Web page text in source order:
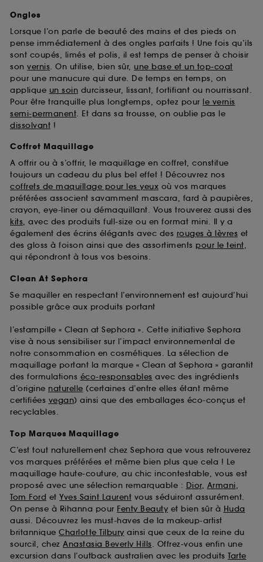
Ongles
Lorsque l’on parle de beauté des mains et des pieds on
pense immédiatement à des ongles parfaits ! Une fois qu’ils
sont coupés, limés et polis, il est temps de penser à choisir
son vernis. On utilise, bien sûr, une base et un top-coat
pour une manucure qui dure. De temps en temps, on
applique un soin durcisseur, lissant, fortifiant ou nourrissant.
Pour être tranquille plus longtemps, optez pour le vernis
semi-permanent. Et dans sa trousse, on oublie pas le
dissolvant !
Coffret Maquillage
A offrir ou à s’offrir, le maquillage en coffret, constitue
toujours un cadeau du plus bel effet ! Découvrez nos
coffrets de maquillage pour les yeux où vos marques
préférées associent savamment mascara, fard à paupières,
crayon, eye-liner ou démaquillant. Vous trouverez aussi des
kits, avec des produits full-size ou en format mini. Il y a
également des écrins élégants avec des rouges à lèvres et
des gloss à foison ainsi que des assortiments pour le teint,
qui répondront à tous vos besoins.
Clean At Sephora
Se maquiller en respectant l’environnement est aujourd’hui
possible grâce aux produits portant
l’estampille « Clean at Sephora ». Cette initiative Sephora
vise à nous sensibiliser sur l’impact environnemental de
notre consommation en cosmétiques. La sélection de
maquillage portant la marque « Clean at Sephora » garantit
des formulations éco-responsables avec des ingrédients
d’origine naturelle (certaines d’entre elles étant même
certifiées vegan) ainsi que des emballages éco-conçus et
recyclables.
Top Marques Maquillage
C’est tout naturellement chez Sephora que vous retrouverez
vos marques préférées et même bien plus que cela ! Le
maquillage haute-couture, au chic incontestable, vous est
proposé avec une sélection remarquable : Dior, Armani,
Tom Ford et Yves Saint Laurent vous séduiront assurément.
On pense à Rihanna pour Fenty Beauty et bien sûr à Huda
aussi. Découvrez les must-haves de la makeup-artist
britannique Charlotte Tilbury ainsi que ceux de la reine du
sourcil, chez Anastasia Beverly Hills. Offrez-vous enfin une
excursion dans l’outback australien avec les produits Tarte